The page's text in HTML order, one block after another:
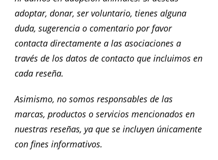
adoptar, donar, ser voluntario, tienes alguna
duda, sugerencia o comentario por favor
contacta directamente a las asociaciones a
través de los datos de contacto que incluimos en
cada reseña.
Asimismo, no somos responsables de las
marcas, productos o servicios mencionados en
nuestras reseñas, ya que se incluyen únicamente
con fines informativos.